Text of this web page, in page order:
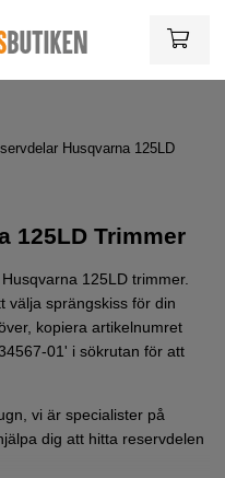
Husqvarna 125LD
125LD Trimmer
125LD trimmer.
välja sprängskiss för din
kopiera artikelnumret
01' i sökrutan för att
vi är specialister på
dig att hitta reservdelen